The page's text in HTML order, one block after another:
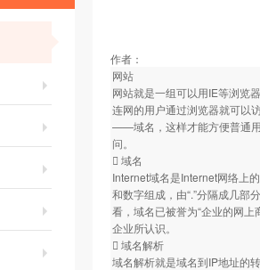
作者：
网站
网站就是一组可以用IE等浏览
连网的用户通过浏览器就可以
——域名，这样才能方便普通
问。
 域名
Internet域名是Internet网络上
和数字组成，由“.”分隔成几部
看，域名已被誉为“企业的网
企业所认识。
 域名解析
域名解析就是域名到IP地址的